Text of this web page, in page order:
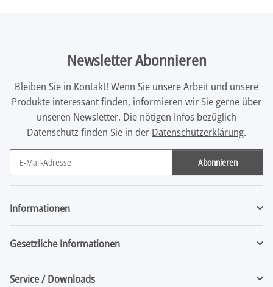
Newsletter Abonnieren
Bleiben Sie in Kontakt! Wenn Sie unsere Arbeit und unsere
Produkte interessant finden, informieren wir Sie gerne über
unseren Newsletter. Die nötigen Infos bezüglich
Datenschutz finden Sie in der Datenschutzerklärung.
Abonnieren
Newsletter Abonnieren
Informationen
Gesetzliche Informationen
Service / Downloads